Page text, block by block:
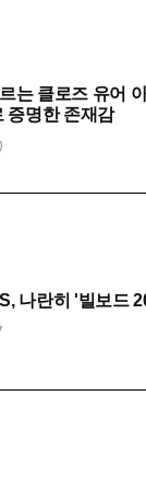
는 클로즈 유어
증명한 존재감
나란히 '빌보드